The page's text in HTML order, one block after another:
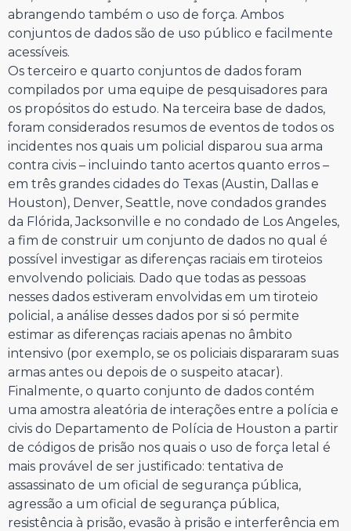
abrangendo também o uso de força. Ambos
conjuntos de dados são de uso público e facilmente
acessíveis.
Os terceiro e quarto conjuntos de dados foram
compilados por uma equipe de pesquisadores para
os propósitos do estudo. Na terceira base de dados,
foram considerados resumos de eventos de todos os
incidentes nos quais um policial disparou sua arma
contra civis – incluindo tanto acertos quanto erros –
em três grandes cidades do Texas (Austin, Dallas e
Houston), Denver, Seattle, nove condados grandes
da Flórida, Jacksonville e no condado de Los Angeles,
a fim de construir um conjunto de dados no qual é
possível investigar as diferenças raciais em tiroteios
envolvendo policiais. Dado que todas as pessoas
nesses dados estiveram envolvidas em um tiroteio
policial, a análise desses dados por si só permite
estimar as diferenças raciais apenas no âmbito
intensivo (por exemplo, se os policiais dispararam suas
armas antes ou depois de o suspeito atacar).
Finalmente, o quarto conjunto de dados contém
uma amostra aleatória de interações entre a polícia e
civis do Departamento de Polícia de Houston a partir
de códigos de prisão nos quais o uso de força letal é
mais provável de ser justificado: tentativa de
assassinato de um oficial de segurança pública,
agressão a um oficial de segurança pública,
resistência à prisão, evasão à prisão e interferência em